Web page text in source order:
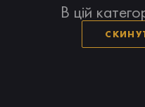
В цій